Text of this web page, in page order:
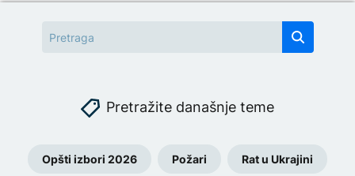
Pretražite današnje teme
Opšti izbori 2026 Požari Rat u Ukrajini